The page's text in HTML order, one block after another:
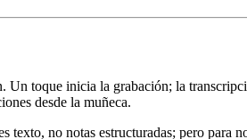
Un toque inicia la grabación; la
desde la muñeca.
no notas estructuradas; pero para